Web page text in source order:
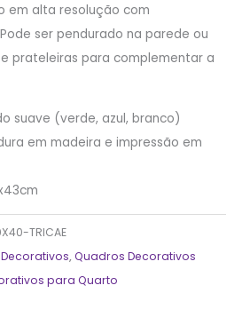
em alta resolução com
ser pendurado na parede ou
prateleiras para complementar a
suave (verde, azul, branco)
em madeira e impressão em
TRICAE
,Quadros Decorativos
para Quarto